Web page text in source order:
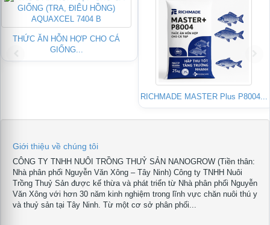
THỨC ĂN HỖN HỢP CHO CÁ
GIỐNG...
RICHMADE MASTER Plus P8004...
Giới thiệu về chúng tôi
CÔNG TY TNHH NUÔI TRỒNG THUỶ SẢN NANOGROW (Tiền thân:
Nhà phân phối Nguyễn Văn Xông – Tây Ninh) Công ty TNHH Nuôi
Trồng Thuỷ Sản được kế thừa và phát triển từ Nhà phân phối Nguyễn
Văn Xông với hơn 30 năm kinh nghiệm trong lĩnh vực chăn nuôi thú y
và thuỷ sản tại Tây Ninh. Từ một cơ sở phân phối...